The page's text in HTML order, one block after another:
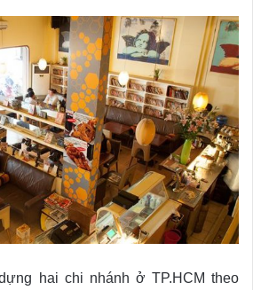
hai chi nhánh ở TP.HCM theo